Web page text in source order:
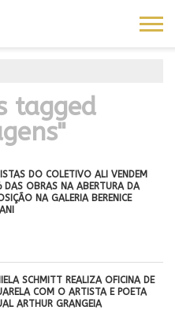
tagged
DO COLETIVO ALI VENDEM
DAS OBRAS NA ABERTURA DA
NA GALERIA BERENICE
SCHMITT REALIZA OFICINA DE
COM O ARTISTA E POETA
ARTHUR GRANGEIA